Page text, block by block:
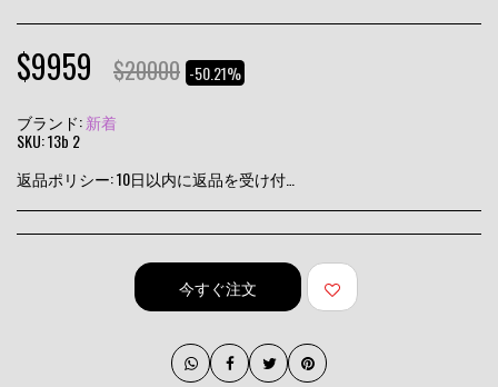
$9959 $20000 -50.21%
ブランド:新着
SKU:13b 2
返品ポリシー:10日以内に返品を受け付けます
今すぐ注文